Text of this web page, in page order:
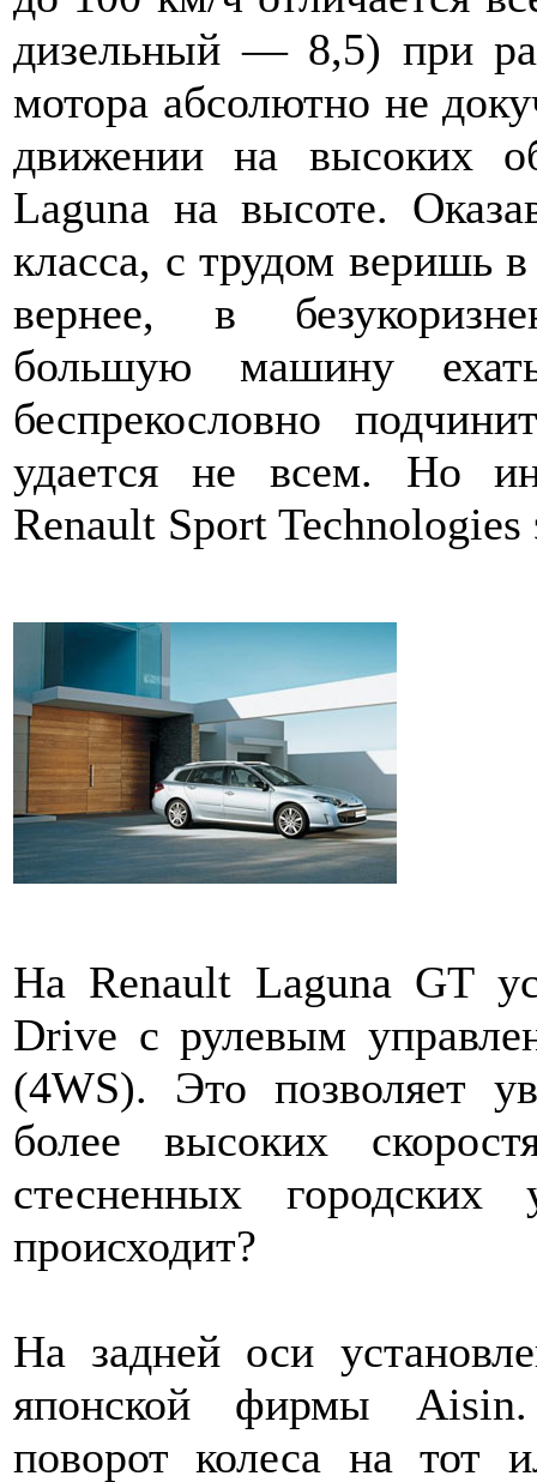
дизельный — 8,5) при
мотора абсолютно не
движении на высоких
Laguna на высоте.
класса, с трудом веришь
вернее, в
большую машину
беспрекословно
удается не всем. Но
Renault Sport Technologies
На Renault Laguna GT
Drive с рулевым
(4WS). Это позволяет
более высоких
стесненных
происходит?
На задней оси
японской фирмы Aisin.
поворот колеса на